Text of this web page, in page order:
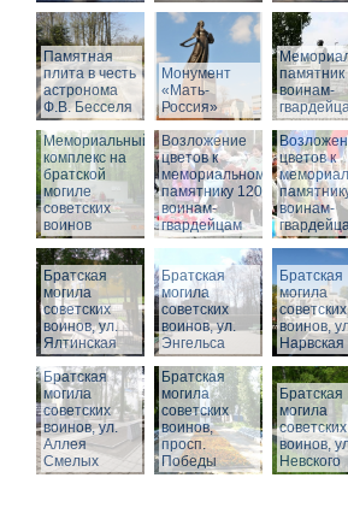
Памятная
плита в честь
астронома
Ф.В. Бесселя
Монумент
«Мать-
Россия»
памятник
воинам-
Мемориальный
комплекс на
братской
могиле
советских
воинов
Возложение
цветов к
мемориальному
памятнику 1200
воинам-
гвардейцам
цветов к
воинам-
Братская
могила
советских
воинов, ул.
Ялтинская
Братская
могила
советских
воинов, ул.
Энгельса
Братская
могила
советских
воинов,
Нарвская
Братская
могила
советских
воинов, ул.
Аллея
Смелых
Братская
могила
советских
воинов,
просп.
Победы
Братская
могила
советских
воинов,
Невского